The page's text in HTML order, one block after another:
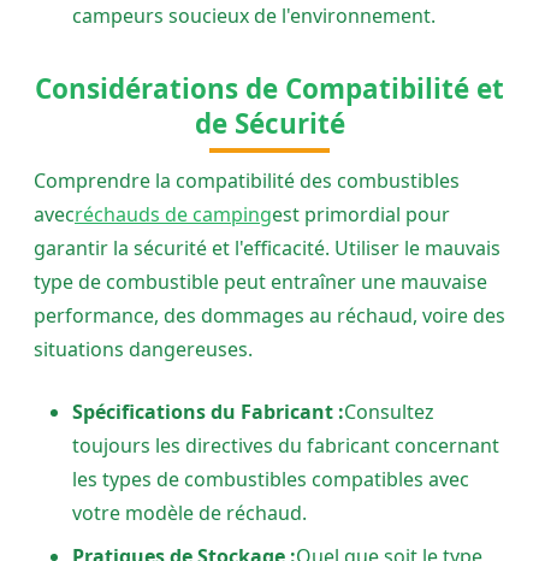
campeurs soucieux de l'environnement.
Considérations de Compatibilité et
de Sécurité
Comprendre la compatibilité des combustibles
avecréchauds de campingest primordial pour
garantir la sécurité et l'efficacité. Utiliser le mauvais
type de combustible peut entraîner une mauvaise
performance, des dommages au réchaud, voire des
situations dangereuses.
Spécifications du Fabricant :Consultez
toujours les directives du fabricant concernant
les types de combustibles compatibles avec
votre modèle de réchaud.